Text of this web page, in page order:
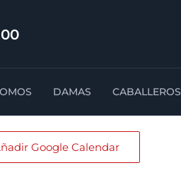
DAMAS CABALLEROS
Google Calendar